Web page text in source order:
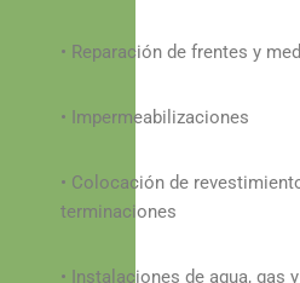
• Reparación de frentes y
• Impermeabilizaciones
• Colocación de
terminaciones
• Instalaciones de agua, gas